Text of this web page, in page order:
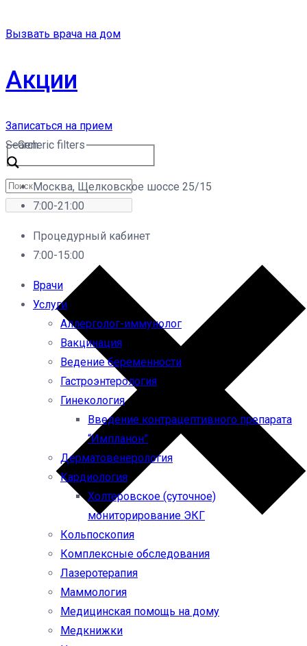
Вызвать врача на дом
Акции
Записаться на прием
Search
Generic filters
Москва, Щелковское шоссе 25/15
7:00-21:00
Процедурный кабинет
7:00-15:00
Врачи
Услуги
Аллерголог-иммунолог
Вакцинация
Ведение беременности
Гастроэнтерология
Гинекология
Введение контрацептивного препарата
“Импланон”
Дерматовенерология
Кардиология
Холтеровское (суточное)
мониторирование ЭКГ
Кольпоскопия
Комплексные обследования
Лазеротерапия
Маммология
Медицинская помощь на дому
Медкнижки